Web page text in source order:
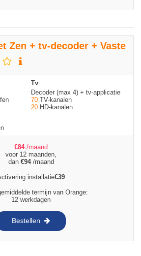
Zen + tv-decoder + Vaste
Tv
Decoder (max 4) + tv-applicatie
70 TV-kanalen
20 HD-kanalen
€84 /maand
voor 12 maanden,
dan €94/maand
installatie€39
termijn van Orange:
12 werkdagen
Bestellen